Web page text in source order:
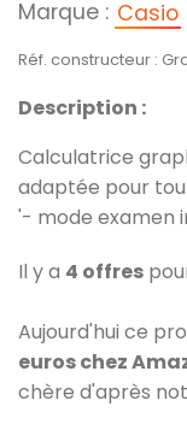
Marque : Casio
Réf. constructeur :
Description :
Calculatrice
adaptée pour
'- mode examen
Il y a 4 offres
Aujourd'hui ce
euros chez
chère d'après